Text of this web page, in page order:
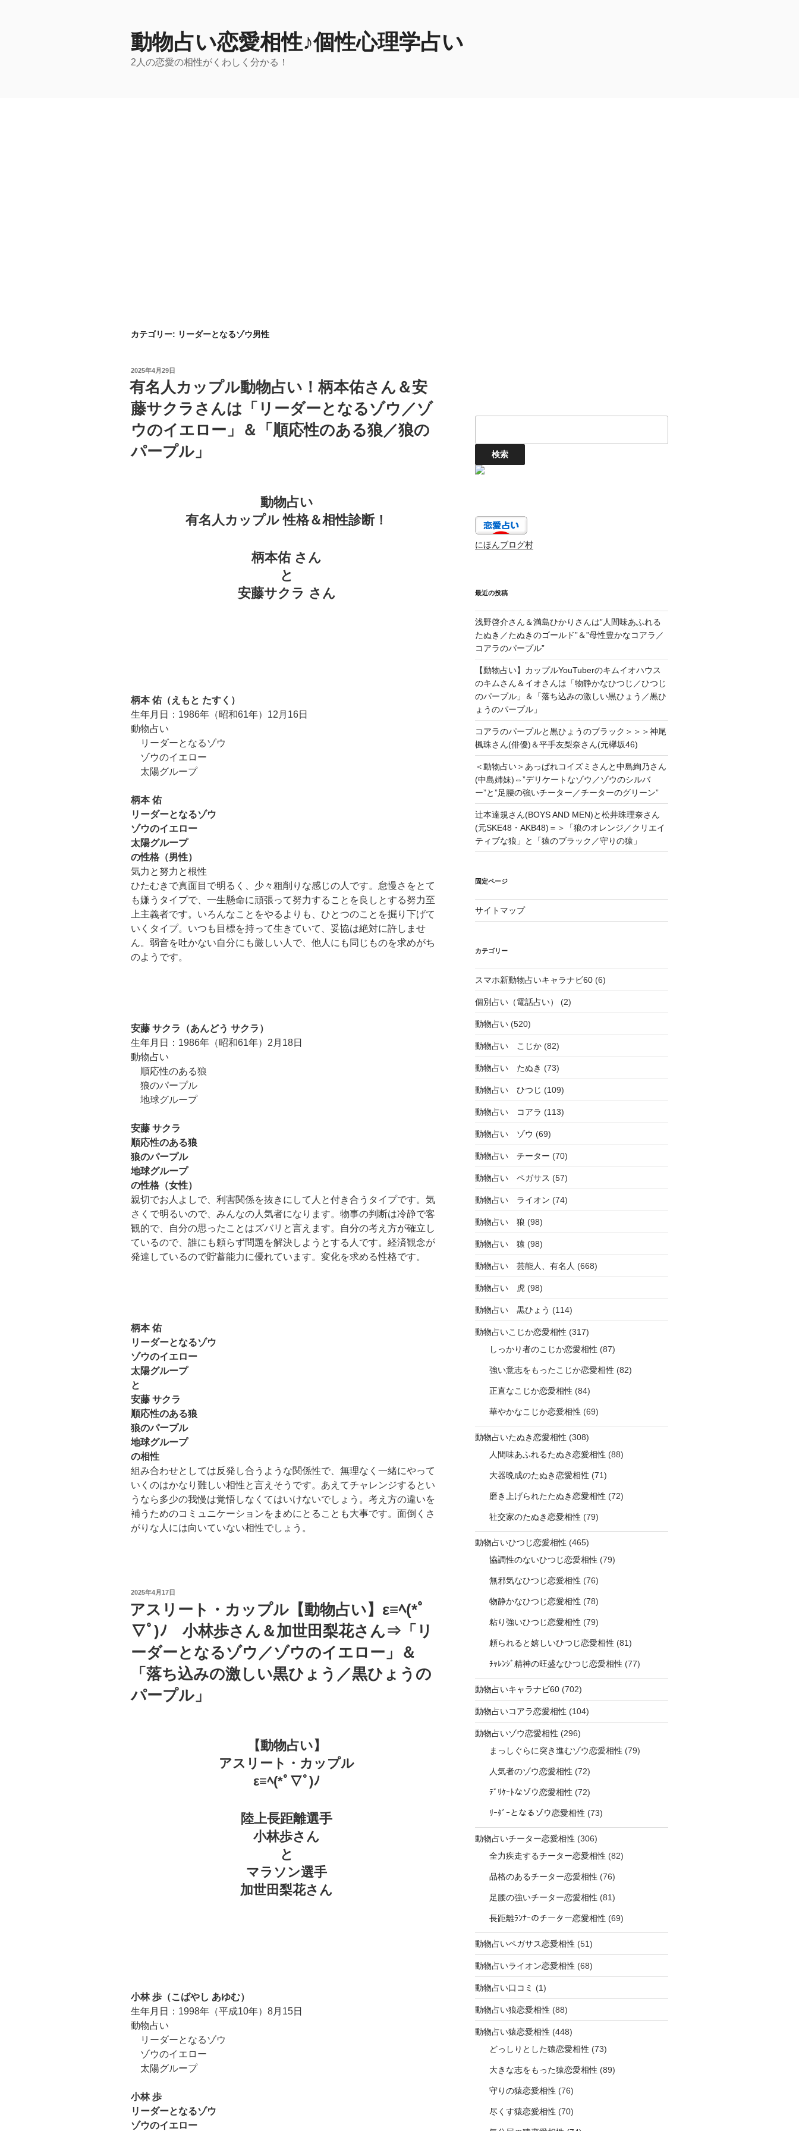
動物占い恋愛相性♪個性心理学占い
2人の恋愛の相性がくわしく分かる！
カテゴリー: リーダーとなるゾウ男性
投
稿
日:
2025年4月29日
有名人カップル動物占い！柄本佑さん＆安
藤サクラさんは「リーダーとなるゾウ／ゾ
ウのイエロー」＆「順応性のある狼／狼の
パープル」
動物占い
有名人カップル 性格＆相性診断！
柄本佑 さん
と
安藤サクラ さん
柄本 佑（えもと たすく）
生年月日：1986年（昭和61年）12月16日
動物占い
リーダーとなるゾウ
ゾウのイエロー
太陽グループ
柄本 佑
リーダーとなるゾウ
ゾウのイエロー
太陽グループ
の性格（男性）
気力と努力と根性
ひたむきで真面目で明るく、少々粗削りな感じの人です。怠慢さをとて
も嫌うタイプで、一生懸命に頑張って努力することを良しとする努力至
上主義者です。いろんなことをやるよりも、ひとつのことを掘り下げて
いくタイプ。いつも目標を持って生きていて、妥協は絶対に許しませ
ん。弱音を吐かない自分にも厳しい人で、他人にも同じものを求めがち
のようです。
安藤 サクラ（あんどう サクラ）
生年月日：1986年（昭和61年）2月18日
動物占い
順応性のある狼
狼のパープル
地球グループ
安藤 サクラ
順応性のある狼
狼のパープル
地球グループ
の性格（女性）
親切でお人よしで、利害関係を抜きにして人と付き合うタイプです。気
さくで明るいので、みんなの人気者になります。物事の判断は冷静で客
観的で、自分の思ったことはズバリと言えます。自分の考え方が確立し
ているので、誰にも頼らず問題を解決しようとする人です。経済観念が
発達しているので貯蓄能力に優れています。変化を求める性格です。
柄本 佑
リーダーとなるゾウ
ゾウのイエロー
太陽グループ
と
安藤 サクラ
順応性のある狼
狼のパープル
地球グループ
の相性
組み合わせとしては反発し合うような関係性で、無理なく一緒にやって
いくのはかなり難しい相性と言えそうです。あえてチャレンジするとい
うなら多少の我慢は覚悟しなくてはいけないでしょう。考え方の違いを
補うためのコミュニケーションをまめにとることも大事です。面倒くさ
がりな人には向いていない相性でしょう。
投
日:
2025年4月17日
アスリート・カップル【動物占い】ε≡ﾍ(*ﾟ
∇ﾟ)ﾉ 小林歩さん＆加世田梨花さん⇒「リ
ーダーとなるゾウ／ゾウのイエロー」＆
「落ち込みの激しい黒ひょう／黒ひょうの
パープル」
【動物占い】
アスリート・カップル
ε≡ﾍ(*ﾟ∇ﾟ)ﾉ
陸上長距離選手
小林歩さん
と
マラソン選手
加世田梨花さん
小林 歩（こばやし あゆむ）
生年月日：1998年（平成10年）8月15日
動物占い
リーダーとなるゾウ
ゾウのイエロー
太陽グループ
小林 歩
リーダーとなるゾウ
ゾウのイエロー
にほんブログ村
最近の投稿
浅野啓介さん＆満島ひかりさんは”人間味あふれる
たぬき／たぬきのゴールド”＆”母性豊かなコアラ／
コアラのパープル”
【動物占い】カップルYouTuberのキムイオハウス
のキムさん＆イオさんは「物静かなひつじ／ひつじ
のパープル」＆「落ち込みの激しい黒ひょう／黒ひ
ょうのパープル」
コアラのパープルと黒ひょうのブラック＞＞＞神尾
楓珠さん(俳優)＆平手友梨奈さん(元欅坂46)
＜動物占い＞あっぱれコイズミさんと中島絢乃さん
(中島姉妹)⇔”デリケートなゾウ／ゾウのシルバ
ー”と”足腰の強いチーター／チーターのグリーン”
辻本達規さん(BOYS AND MEN)と松井珠理奈さん
(元SKE48・AKB48)＝＞「狼のオレンジ／クリエイ
ティブな狼」と「猿のブラック／守りの猿」
固定ページ
サイトマップ
カテゴリー
スマホ新動物占いキャラナビ60(6)
個別占い（電話占い） (2)
動物占い(520)
動物占い こじか(82)
動物占い たぬき (73)
動物占い ひつじ (109)
動物占い コアラ (113)
動物占い ゾウ (69)
動物占い チーター (70)
動物占い ペガサス (57)
動物占い ライオン (74)
動物占い 狼 (98)
動物占い 猿 (98)
動物占い 芸能人、有名人 (668)
動物占い 虎(98)
動物占い 黒ひょう (114)
動物占いこじか恋愛相性 (317)
しっかり者のこじか恋愛相性 (87)
強い意志をもったこじか恋愛相性 (82)
正直なこじか恋愛相性 (84)
華やかなこじか恋愛相性 (69)
動物占いたぬき恋愛相性 (308)
人間味あふれるたぬき恋愛相性 (88)
大器晩成のたぬき恋愛相性 (71)
磨き上げられたたぬき恋愛相性 (72)
社交家のたぬき恋愛相性 (79)
動物占いひつじ恋愛相性 (465)
協調性のないひつじ恋愛相性 (79)
無邪気なひつじ恋愛相性 (76)
物静かなひつじ恋愛相性 (78)
粘り強いひつじ恋愛相性 (79)
頼られると嬉しいひつじ恋愛相性 (81)
ﾁｬﾚﾝｼﾞ精神の旺盛なひつじ恋愛相性 (77)
動物占いキャラナビ60(702)
動物占いコアラ恋愛相性 (104)
動物占いゾウ恋愛相性 (296)
まっしぐらに突き進むゾウ恋愛相性 (79)
人気者のゾウ恋愛相性 (72)
ﾃﾞﾘｹｰﾄなゾウ恋愛相性 (72)
ﾘｰﾀﾞｰとなるゾウ恋愛相性 (73)
動物占いチーター恋愛相性 (306)
全力疾走するチーター恋愛相性 (82)
品格のあるチーター恋愛相性 (76)
足腰の強いチーター恋愛相性 (81)
長距離ﾗﾝﾅｰのチーター恋愛相性 (69)
動物占いペガサス恋愛相性 (51)
動物占いライオン恋愛相性 (68)
動物占い口コミ (1)
動物占い狼恋愛相性 (88)
動物占い猿恋愛相性 (448)
どっしりとした猿恋愛相性 (73)
大きな志をもった猿恋愛相性 (89)
守りの猿恋愛相性 (76)
尽くす猿恋愛相性 (70)